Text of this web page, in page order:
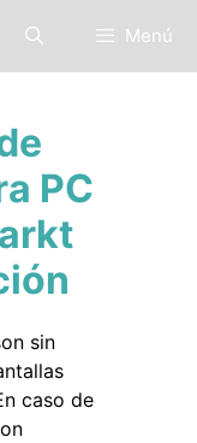
Menú
PC
sin
caso de